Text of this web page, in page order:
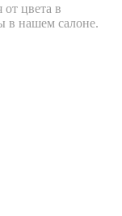
от цвета в
в нашем салоне.